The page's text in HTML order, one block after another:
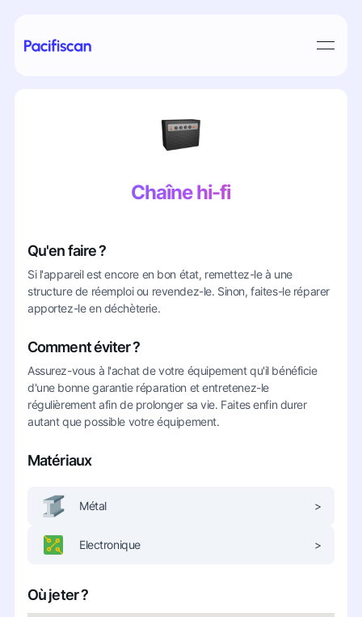
Chaîne hi-fi
Qu'en faire ?
Si l'appareil est encore en bon état, remettez-le à une
structure de réemploi ou revendez-le. Sinon, faites-le réparer
apportez-le en déchèterie.
Comment éviter ?
Assurez-vous à l'achat de votre équipement qu'il bénéficie
d'une bonne garantie réparation et entretenez-le
régulièrement afin de prolonger sa vie. Faites enfin durer
autant que possible votre équipement.
Matériaux
Métal >
Electronique >
Où jeter ?